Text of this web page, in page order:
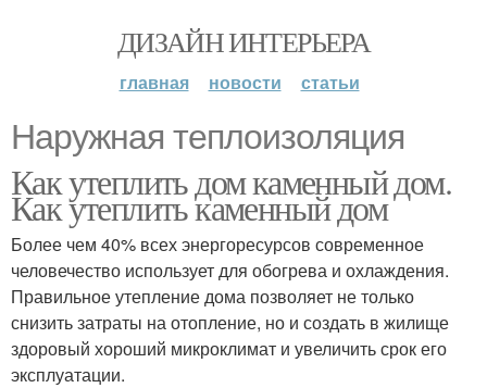
ДИЗАЙН ИНТЕРЬЕРА
главная новости статьи
Наружная теплоизоляция
Как утеплить дом каменный дом.
Как утеплить каменный дом
Более чем 40% всех энергоресурсов современное
человечество использует для обогрева и охлаждения.
Правильное утепление дома позволяет не только
снизить затраты на отопление, но и создать в жилище
здоровый хороший микроклимат и увеличить срок его
эксплуатации.